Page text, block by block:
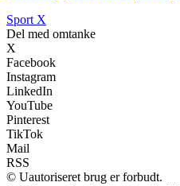
Sport X
Del med omtanke
X
Facebook
Instagram
LinkedIn
YouTube
Pinterest
TikTok
Mail
RSS
© Uautoriseret brug er forbudt.